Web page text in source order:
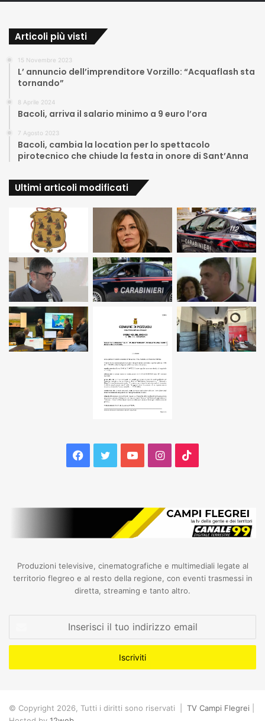
Articoli più visti
15 Novembre 2023
L’ annuncio dell’imprenditore Vorzillo: “Acquaflash sta
tornando”
8 Aprile 2024
Bacoli, arriva il salario minimo a 9 euro l’ora
7 Agosto 2023
Bacoli, cambia la location per lo spettacolo
pirotecnico che chiude la festa in onore di Sant’Anna
Ultimi articoli modificati
Facebook
TwitterYouTubeInstagram
Produzioni televisive, cinematografiche e multimediali legate al
territorio flegreo e al resto della regione, con eventi trasmessi in
diretta, streaming e tanto altro.
tuo
email
© Copyright 2026, Tutti i diritti sono riservati | TV Campi Flegrei